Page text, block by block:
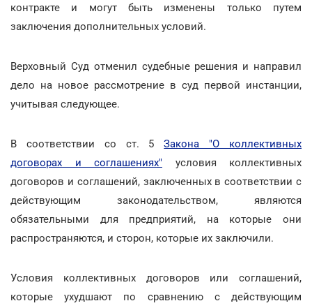
контракте и могут быть изменены только путем
заключения дополнительных условий.
Верховный Суд отменил судебные решения и направил
дело на новое рассмотрение в суд первой инстанции,
учитывая следующее.
В соответствии со ст. 5Закона "О коллективных
договорах и соглашениях" условия коллективных
договоров и соглашений, заключенных в соответствии с
действующим законодательством, являются
обязательными для предприятий, на которые они
распространяются, и сторон, которые их заключили.
Условия коллективных договоров или соглашений,
которые ухудшают по сравнению с действующим